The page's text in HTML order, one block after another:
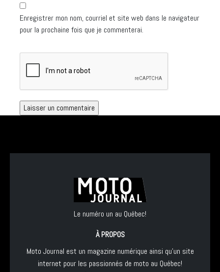
Enregistrer mon nom, courriel et site web dans le navigateur
pour la prochaine fois que je commenterai.
Le numéro un au Québec!
À PROPOS
Moto Journal est un magazine numérique ainsi qu'un site
internet pour les passionnés de moto au Québec!